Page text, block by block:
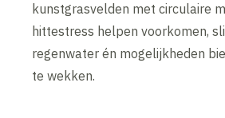
kunstgrasvelden met circulaire
hittestress helpen voorkomen,
regenwater én mogelijkheden
te wekken.